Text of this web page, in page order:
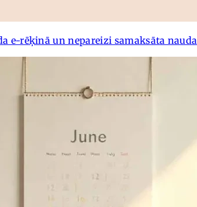
e-rēķinā un nepareizi samaksāta nauda